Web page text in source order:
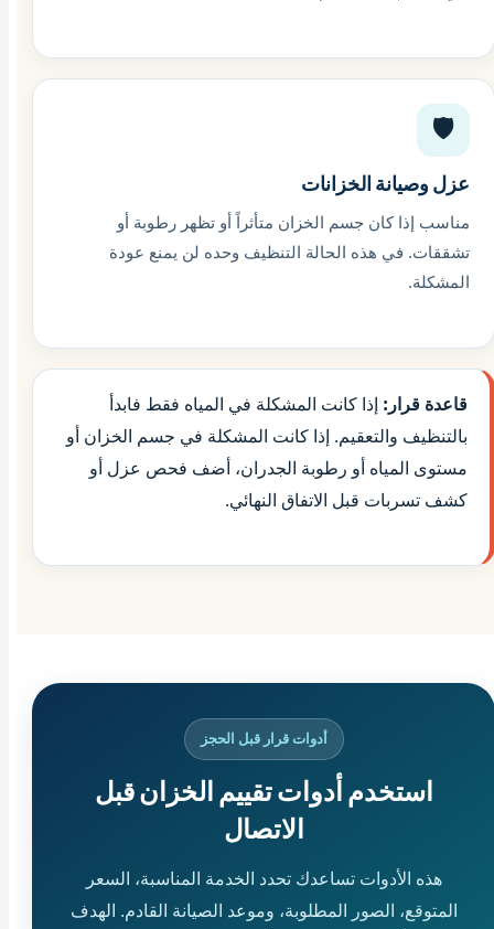
🛡️
عزل وصيانة الخزانات
مناسب إذا كان جسم الخزان متأثراً أو تظهر رطوبة أو
تشققات. في هذه الحالة التنظيف وحده لن يمنع عودة
المشكلة.
قاعدة قرار: إذا كانت المشكلة في المياه فقط فابدأ
بالتنظيف والتعقيم. إذا كانت المشكلة في جسم الخزان أو
مستوى المياه أو رطوبة الجدران، أضف فحص عزل أو
كشف تسربات قبل الاتفاق النهائي.
أدوات قرار قبل الحجز
استخدم أدوات تقييم الخزان قبل
الاتصال
هذه الأدوات تساعدك تحدد الخدمة المناسبة، السعر
المتوقع، الصور المطلوبة، وموعد الصيانة القادم. الهدف